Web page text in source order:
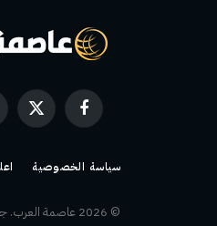
فيسبوك
X
(Twitter)
سياسة الخصوصية
© 2026 عاصمة العرب. جميع الحقوق محفوظة